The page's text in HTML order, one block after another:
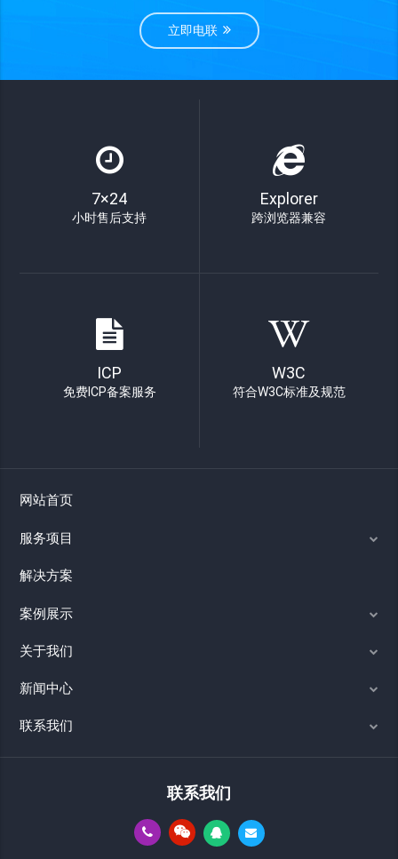
立即电联
7×24
小时售后支持
Explorer
跨浏览器兼容
ICP
免费ICP备案服务
W3C
符合W3C标准及规范
网站首页
服务项目
解决方案
案例展示
关于我们
新闻中心
联系我们
联系我们